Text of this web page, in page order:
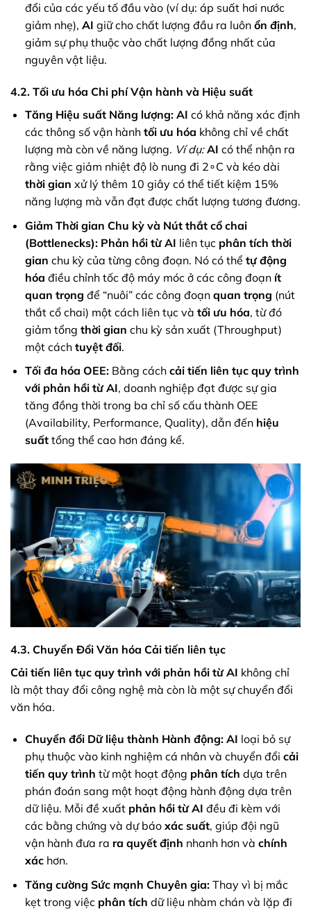
đổi của các yếu tố đầu vào (ví dụ: áp suất hơi nước
giảm nhẹ), AI giữ cho chất lượng đầu ra luôn ổn định,
giảm sự phụ thuộc vào chất lượng đồng nhất của
nguyên vật liệu.
4.2. Tối ưu hóa Chi phí Vận hành và Hiệu suất
Tăng Hiệu suất Năng lượng: AI có khả năng xác định
các thông số vận hành tối ưu hóa không chỉ về chất
lượng mà còn về năng lượng. Ví dụ: AI có thể nhận ra
rằng việc giảm nhiệt độ lò nung đi 2∘C và kéo dài
thời gian xử lý thêm 10 giây có thể tiết kiệm 15%
năng lượng mà vẫn đạt được chất lượng tương đương.
Giảm Thời gian Chu kỳ và Nút thắt cổ chai
(Bottlenecks): Phản hồi từ AI liên tục phân tích thời
gian chu kỳ của từng công đoạn. Nó có thể tự động
hóa điều chỉnh tốc độ máy móc ở các công đoạn ít
quan trọng để “nuôi” các công đoạn quan trọng (nút
thắt cổ chai) một cách liên tục và tối ưu hóa, từ đó
giảm tổng thời gian chu kỳ sản xuất (Throughput)
một cách tuyệt đối.
Tối đa hóa OEE:Bằng cách cải tiến liên tục quy trình
với phản hồi từ AI, doanh nghiệp đạt được sự gia
tăng đồng thời trong ba chỉ số cấu thành OEE
(Availability, Performance, Quality), dẫn đến hiệu
suấttổng thể cao hơn đáng kể.
4.3. Chuyển Đổi Văn hóa Cải tiến liên tục
Cải tiến liên tục quy trình với phản hồi từ AI không chỉ
là một thay đổi công nghệ mà còn là một sự chuyển đổi
văn hóa.
Chuyển đổi Dữ liệu thành Hành động: AI loại bỏ sự
phụ thuộc vào kinh nghiệm cá nhân và chuyển đổi cải
tiến quy trình từ một hoạt động phân tích dựa trên
phán đoán sang một hoạt động hành động dựa trên
dữ liệu. Mỗi đề xuất phản hồi từ AI đều đi kèm với
các bằng chứng và dự báo xác suất, giúp đội ngũ
vận hành đưa ra ra quyết định nhanh hơn và chính
xáchơn.
Tăng cường Sức mạnh Chuyên gia:Thay vì bị mắc
kẹt trong việc phân tích dữ liệu nhàm chán và lặp đi